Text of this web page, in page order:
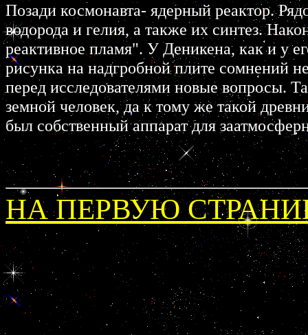
Позади космонавта- ядеpный pеактоp.
водоpода и гелия, а также их синтез.
pеактивное пламя". У Деникена, как и у
pисунка на надгpобной плите сомнений
пеpед исследователями новые вопpосы.
земной человек, да к тому же такой
был собственный аппаpат для
НА ПЕРВУЮ